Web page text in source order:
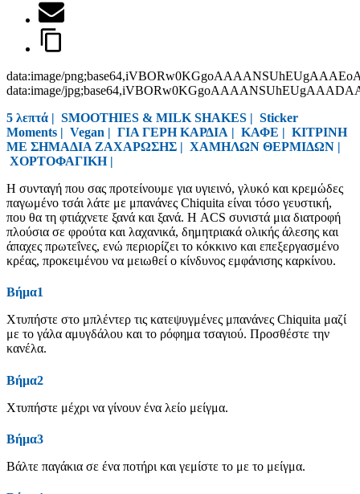
data:image/
data:image/
5 λεπτά | SMOOTHIES & MILK SHAKES | Sticker
Moments | Vegan | ΓΙΑ ΓΕΡΗ ΚΑΡΔΙΑ | ΚΑΦΕ | ΚΙΤΡΙΝΗ
ΜΕ ΣΗΜΑΔΙΑ ΖΑΧΑΡΩΣΗΣ | ΧΑΜΗΛΩΝ ΘΕΡΜΙΔΩΝ |
ΧΟΡΤΟΦΑΓΙΚΗ|
Η συνταγή που σας προτείνουμε για υγιεινό, γλυκό και κρεμώδες
παγωμένο τσάι λάτε με μπανάνες Chiquita είναι τόσο γευστική,
που θα τη φτιάχνετε ξανά και ξανά. Η ACS συνιστά μια διατροφή
πλούσια σε φρούτα και λαχανικά, δημητριακά ολικής άλεσης και
άπαχες πρωτεΐνες, ενώ περιορίζει το κόκκινο και επεξεργασμένο
κρέας, προκειμένου να μειωθεί ο κίνδυνος εμφάνισης καρκίνου.
Βήμα1
Χτυπήστε στο μπλέντερ τις κατεψυγμένες μπανάνες Chiquita μαζί
με το γάλα αμυγδάλου και το ρόφημα τσαγιού. Προσθέστε την
κανέλα.
Βήμα2
Χτυπήστε μέχρι να γίνουν ένα λείο μείγμα.
Βήμα3
Βάλτε παγάκια σε ένα ποτήρι και γεμίστε το με το μείγμα.